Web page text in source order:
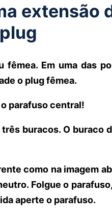
extensão
fêmea. Em uma das
o plug fêmea.
parafuso central!
buracos. O buraco
como na imagem
Folgue o
aperte o parafuso.